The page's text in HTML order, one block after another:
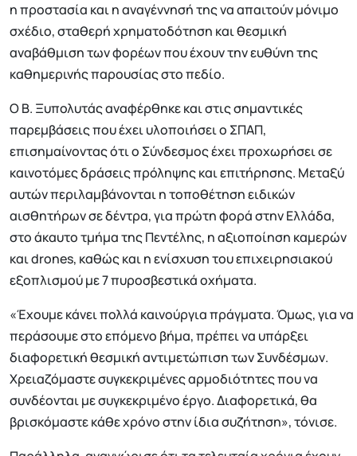
η προστασία και η αναγέννησή της να απαιτούν μόνιμο
σχέδιο, σταθερή χρηματοδότηση και θεσμική
αναβάθμιση των φορέων που έχουν την ευθύνη της
καθημερινής παρουσίας στο πεδίο.
Ο Β. Ξυπολυτάς αναφέρθηκε και στις σημαντικές
παρεμβάσεις που έχει υλοποιήσει ο ΣΠΑΠ,
επισημαίνοντας ότι ο Σύνδεσμος έχει προχωρήσει σε
καινοτόμες δράσεις πρόληψης και επιτήρησης. Μεταξύ
αυτών περιλαμβάνονται η τοποθέτηση ειδικών
αισθητήρων σε δέντρα, για πρώτη φορά στην Ελλάδα,
στο άκαυτο τμήμα της Πεντέλης, η αξιοποίηση καμερών
και drones, καθώς και η ενίσχυση του επιχειρησιακού
εξοπλισμού με 7 πυροσβεστικά οχήματα.
«Έχουμε κάνει πολλά καινούργια πράγματα. Όμως, για να
περάσουμε στο επόμενο βήμα, πρέπει να υπάρξει
διαφορετική θεσμική αντιμετώπιση των Συνδέσμων.
Χρειαζόμαστε συγκεκριμένες αρμοδιότητες που να
συνδέονται με συγκεκριμένο έργο. Διαφορετικά, θα
βρισκόμαστε κάθε χρόνο στην ίδια συζήτηση», τόνισε.